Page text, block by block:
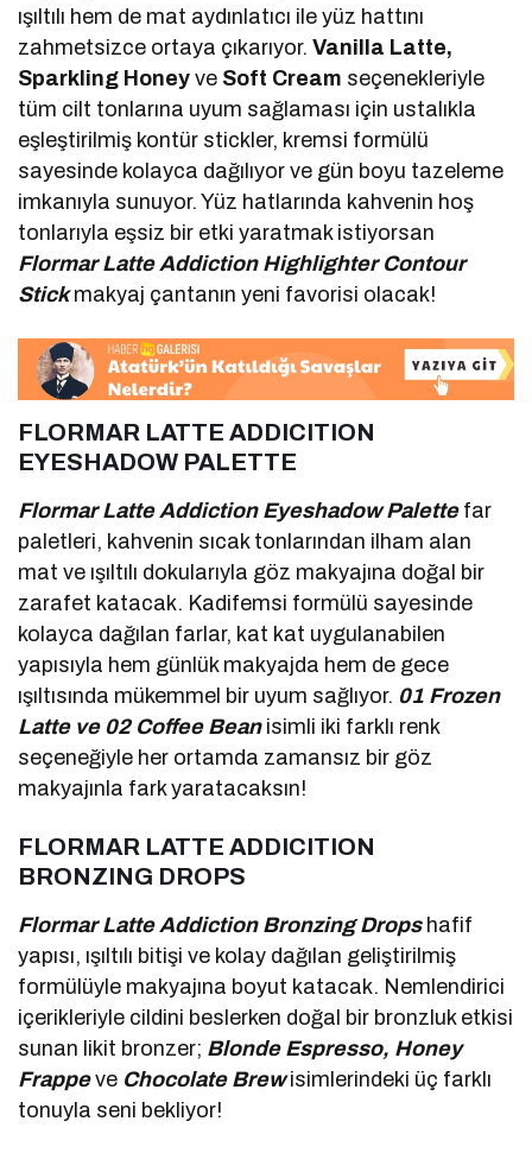
ışıltılı hem de mat aydınlatıcı ile yüz hattını
zahmetsizce ortaya çıkarıyor.Vanilla Latte,
Sparkling Honeyve Soft Cream seçenekleriyle
tüm cilt tonlarına uyum sağlaması için ustalıkla
eşleştirilmiş kontür stickler, kremsi formülü
sayesinde kolayca dağılıyor ve gün boyu tazeleme
imkanıyla sunuyor. Yüz hatlarında kahvenin hoş
tonlarıyla eşsiz bir etki yaratmak istiyorsan
Flormar Latte Addiction Highlighter Contour
Stickmakyaj çantanın yeni favorisi olacak!
FLORMAR LATTE ADDICITION
EYESHADOW PALETTE
Flormar Latte Addiction Eyeshadow Palette far
paletleri, kahvenin sıcak tonlarından ilham alan
mat ve ışıltılı dokularıyla göz makyajına doğal bir
zarafet katacak. Kadifemsi formülü sayesinde
kolayca dağılan farlar, kat kat uygulanabilen
yapısıyla hem günlük makyajda hem de gece
ışıltısında mükemmel bir uyum sağlıyor. 01 Frozen
Latte ve 02 Coffee Beanisimli iki farklı renk
seçeneğiyle her ortamda zamansız bir göz
makyajınla fark yaratacaksın!
FLORMAR LATTE ADDICITION
BRONZING DROPS
Flormar Latte Addiction Bronzing Dropshafif
yapısı, ışıltılı bitişi ve kolay dağılan geliştirilmiş
formülüyle makyajına boyut katacak. Nemlendirici
içerikleriyle cildini beslerken doğal bir bronzluk etkisi
sunan likit bronzer; Blonde Espresso, Honey
Frappeve Chocolate Brewisimlerindeki üç farklı
tonuyla seni bekliyor!